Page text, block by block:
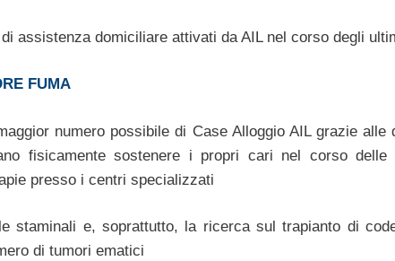
assistenza domiciliare attivati da AIL nel corso degli
FUMA
numero possibile di Case Alloggio AIL grazie alle
fisicamente sostenere i propri cari nel corso
presso i centri specializzati
staminali e, soprattutto, la ricerca sul trapianto di
di tumori ematici